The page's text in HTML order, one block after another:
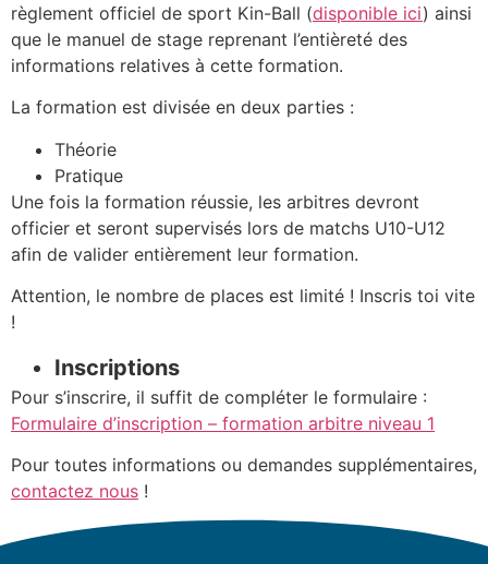
règlement officiel de sport Kin-Ball (disponible ici) ainsi
que le manuel de stage reprenant l’entièreté des
informations relatives à cette formation.
La formation est divisée en deux parties :
Théorie
Pratique
Une fois la formation réussie, les arbitres devront
officier et seront supervisés lors de matchs U10-U12
afin de valider entièrement leur formation.
Attention, le nombre de places est limité ! Inscris toi vite
!
Inscriptions
Pour s’inscrire, il suffit de compléter le formulaire :
Formulaire d’inscription – formation arbitre niveau 1
Pour toutes informations ou demandes supplémentaires,
contactez nous !